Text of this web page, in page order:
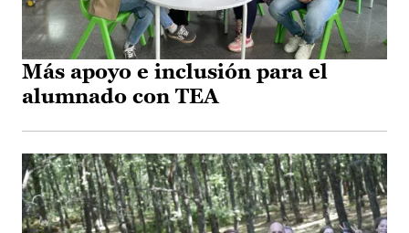
Más apoyo e inclusión para el
alumnado con TEA